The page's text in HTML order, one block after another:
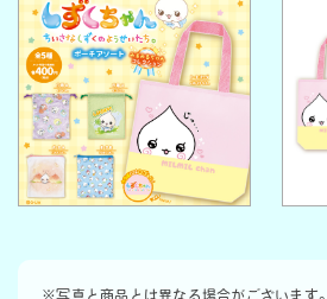
※写真と商品とは異なる場合がございます。